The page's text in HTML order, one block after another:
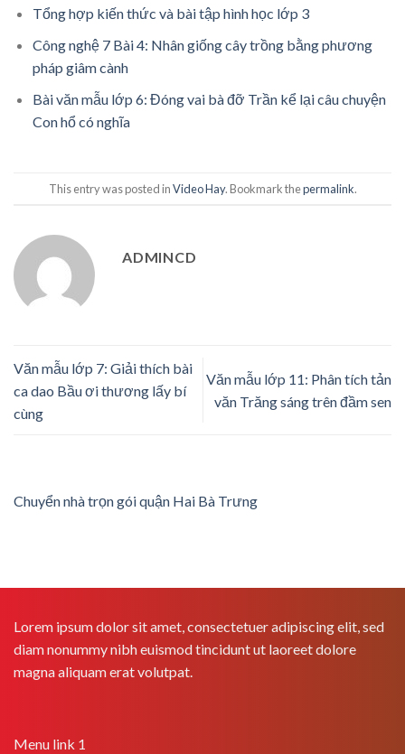
Tổng hợp kiến thức và bài tập hình học lớp 3
Công nghệ 7 Bài 4: Nhân giống cây trồng bằng phương
pháp giâm cành
Bài văn mẫu lớp 6: Đóng vai bà đỡ Trần kể lại câu chuyện
Con hổ có nghĩa
This entry was posted inVideo Hay. Bookmark thepermalink.
ADMINCD
Văn mẫu lớp 7: Giải thích bài
ca dao Bầu ơi thương lấy bí
cùng
Văn mẫu lớp 11: Phân tích tản
văn Trăng sáng trên đầm sen
Chuyển nhà trọn gói quận Hai Bà Trưng
Lorem ipsum dolor sit amet, consectetuer adipiscing elit, sed
diam nonummy nibh euismod tincidunt ut laoreet dolore
magna aliquam erat volutpat.
Menu link 1